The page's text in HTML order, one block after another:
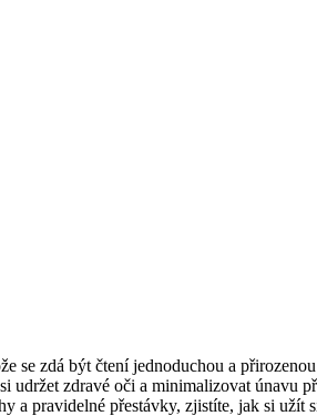
se zdá být čtení jednoduchou a
udržet zdravé oči a minimalizovat
a pravidelné přestávky, zjistíte, jak si užít